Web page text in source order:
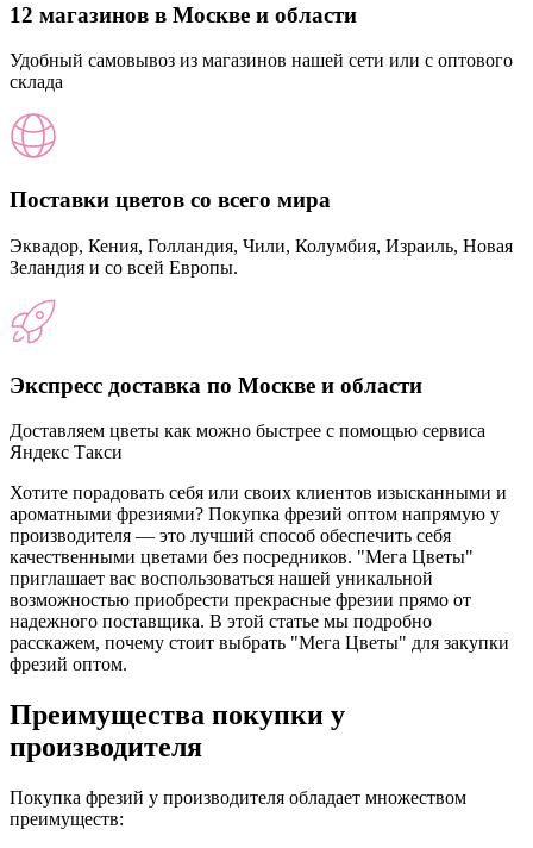
12 магазинов в Москве и области
Удобный самовывоз из магазинов нашей сети или с оптового
склада
Поставки цветов со всего мира
Эквадор, Кения, Голландия, Чили, Колумбия, Израиль, Новая
Зеландия и со всей Европы.
Экспресс доставка по Москве и области
Доставляем цветы как можно быстрее с помощью сервиса
Яндекс Такси
Хотите порадовать себя или своих клиентов изысканными и
ароматными фрезиями? Покупка фрезий оптом напрямую у
производителя — это лучший способ обеспечить себя
качественными цветами без посредников. "Мега Цветы"
приглашает вас воспользоваться нашей уникальной
возможностью приобрести прекрасные фрезии прямо от
надежного поставщика. В этой статье мы подробно
расскажем, почему стоит выбрать "Мега Цветы" для закупки
фрезий оптом.
Преимущества покупки у
производителя
Покупка фрезий у производителя обладает множеством
преимуществ: